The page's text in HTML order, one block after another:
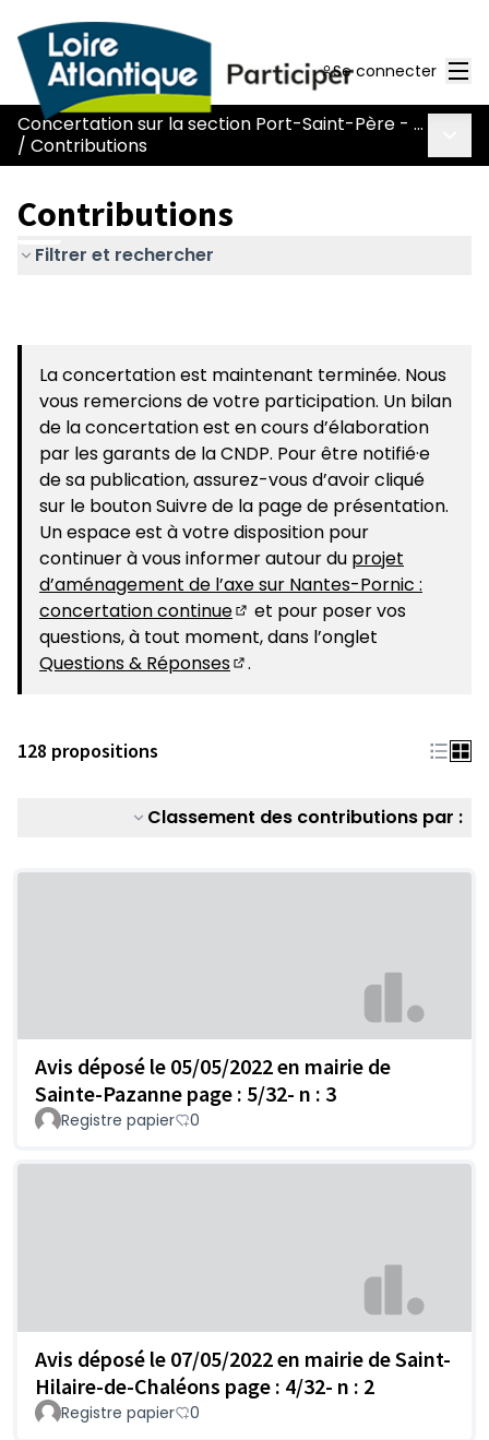
Se connecter
Concertation sur la section Port-Saint-Père - Le Pont Béranger de la route Nantes-Pornic
/ Contributions
Contributions
Filtrer et rechercher
La concertation est maintenant terminée. Nous
vous remercions de votre participation. Un bilan
de la concertation est en cours d’élaboration
par les garants de la CNDP. Pour être notifié·e
de sa publication, assurez-vous d’avoir cliqué
sur le bouton Suivre de la page de présentation.
Un espace est à votre disposition pour
continuer à vous informer autour du projet
d’aménagement de l’axe sur Nantes-Pornic :
concertation continue
(S'ouvre dans un nouvel
et pour poser vos
questions, à tout moment, dans l’onglet
Questions & Réponses
.
128 propositions
Classement des contributions par :
Avis déposé le 05/05/2022 en mairie de
Sainte-Pazanne page : 5/32- n : 3
Registre papier 0
Avis déposé le 07/05/2022 en mairie de Saint-
Hilaire-de-Chaléons page : 4/32- n : 2
Registre papier 0